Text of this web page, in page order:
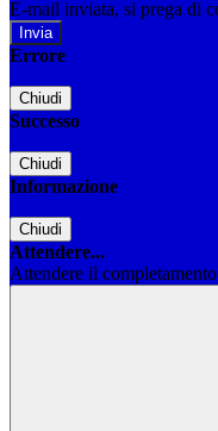
E-mail inviata, si prega di
Errore
Chiudi
Successo
Chiudi
Informazione
Chiudi
Attendere...
Attendere il